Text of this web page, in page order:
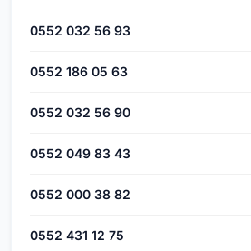
0552 032 56 93
0552 186 05 63
0552 032 56 90
0552 049 83 43
0552 000 38 82
0552 431 12 75